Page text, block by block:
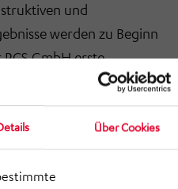
Über Cookies
und
werden zu Beginn
GmbH erste
unter wirklichkeitsnahen
Kunststoffzentrum
mit dem assoziierten
zudem die Herstellung